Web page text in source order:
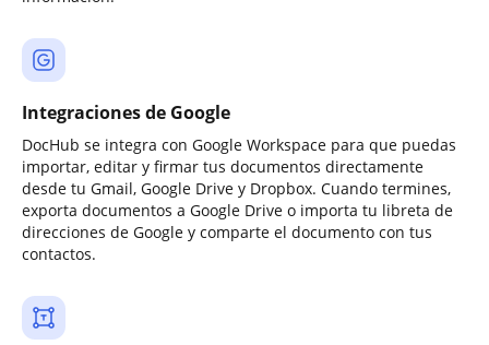
Integraciones de Google
DocHub se integra con Google Workspace para que puedas
importar, editar y firmar tus documentos directamente
desde tu Gmail, Google Drive y Dropbox. Cuando termines,
exporta documentos a Google Drive o importa tu libreta de
direcciones de Google y comparte el documento con tus
contactos.